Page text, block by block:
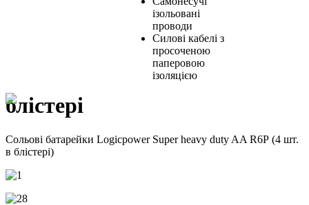
ізольовані
проводи
Силові кабелі з
просоченою
паперовою
ізоляцією
блістері
Сольові батарейки Logicpower Super heavy duty AA R6P (4 шт.
в блістері)